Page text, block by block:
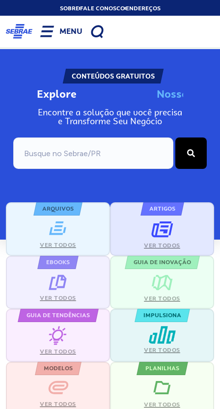
SOBREFALE CONOSCOENDEREÇOS
MENU
CONTEÚDOS GRATUITOS
Explore Nosso
Encontre a solução que você precisa
e Transforme Seu Negócio
ARQUIVOS
VER TODOS
ARTIGOS
VER TODOS
EBOOKS
VER TODOS
GUIA DE INOVAÇÃO
VER TODOS
GUIA DE TENDÊNCIAS
VER TODOS
IMPULSIONA
VER TODOS
MODELOS
VER TODOS
PLANILHAS
VER TODOS